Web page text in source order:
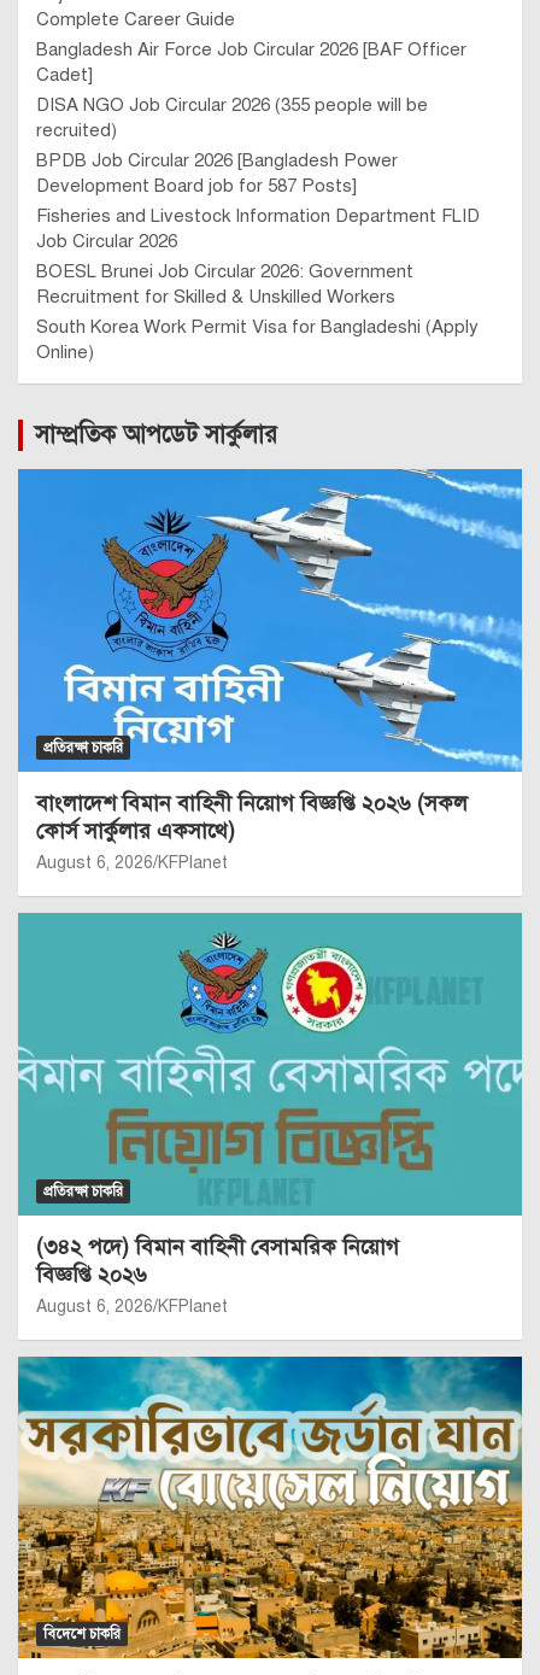
Complete Career Guide
Bangladesh Air Force Job Circular 2026 [BAF Officer
Cadet]
DISA NGO Job Circular 2026 (355 people will be
recruited)
BPDB Job Circular 2026 [Bangladesh Power
Development Board job for 587 Posts]
Fisheries and Livestock Information Department FLID
Job Circular 2026
BOESL Brunei Job Circular 2026: Government
Recruitment for Skilled & Unskilled Workers
South Korea Work Permit Visa for Bangladeshi (Apply
Online)
সাম্প্রতিক আপডেট সার্কুলার
প্রতিরক্ষা চাকরি
বাংলাদেশ বিমান বাহিনী নিয়োগ বিজ্ঞপ্তি ২০২৬ (সকল
কোর্স সার্কুলার একসাথে)
August 6, 2026 KFPlanet
প্রতিরক্ষা চাকরি
(৩৪২ পদে) বিমান বাহিনী বেসামরিক নিয়োগ
বিজ্ঞপ্তি ২০২৬
August 6, 2026 KFPlanet
বিদেশে চাকরি